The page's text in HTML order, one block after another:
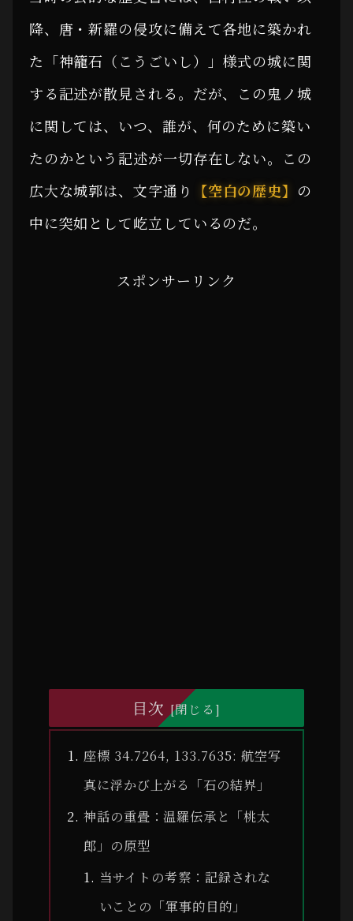
降、唐・新羅の侵攻に備えて各地に築かれ
た「神籠石（こうごいし）」様式の城に関
する記述が散見される。だが、この鬼ノ城
に関しては、いつ、誰が、何のために築い
たのかという記述が一切存在しない。この
広大な城郭は、文字通り
【空白の歴史】 の
中に突如として屹立しているのだ。
スポンサーリンク
目次
座標 34.7264, 133.7635: 航空写
真に浮かび上がる「石の結界」
神話の重畳：温羅伝承と「桃太
郎」の原型
当サイトの考察：記録されな
いことの「軍事的目的」